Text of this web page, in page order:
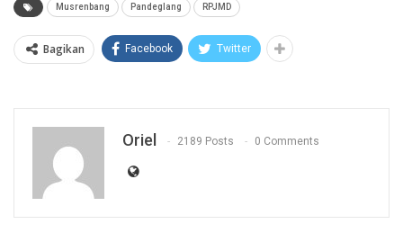
Musrenbang Pandeglang RPJMD
Bagikan Facebook Twitter
Oriel 2189 Posts 0 Comments